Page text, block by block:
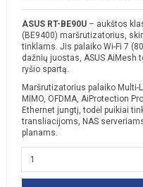
ASUS RT-BE90U – aukštos
(BE9400) maršrutizatorius,
tinklams. Jis palaiko Wi-Fi 7
dažnių juostas, ASUS AiMesh
ryšio spartą.
Maršrutizatorius palaiko Multi-
MIMO, OFDMA, AiProtection
Ethernet jungtį, todėl puikiai
transliacijoms, NAS
planams.